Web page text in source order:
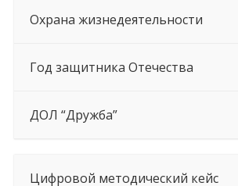
Охрана жизнедеятельности
Год защитника Отечества
ДОЛ “Дружба”
Цифровой методический кейс